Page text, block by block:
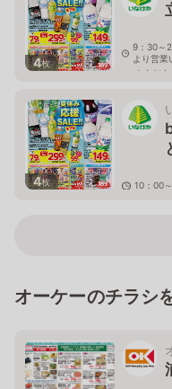
4枚
9：30～
より営業
東京都
4枚
10：00
オーケーのチラシ